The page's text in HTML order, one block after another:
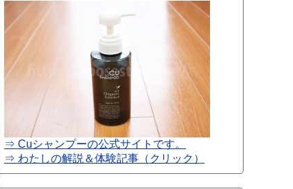
⇒ Cuシャンプーの公式サイトです。
⇒ わたしの解説＆体験記事（クリック）